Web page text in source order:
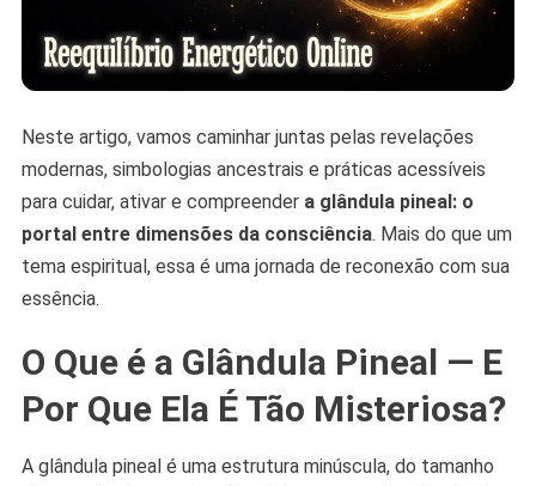
Neste artigo, vamos caminhar juntas pelas revelações
modernas, simbologias ancestrais e práticas acessíveis
para cuidar, ativar e compreender a glândula pineal: o
portal entre dimensões da consciência. Mais do que um
tema espiritual, essa é uma jornada de reconexão com sua
essência.
O Que é a Glândula Pineal — E
Por Que Ela É Tão Misteriosa?
A glândula pineal é uma estrutura minúscula, do tamanho